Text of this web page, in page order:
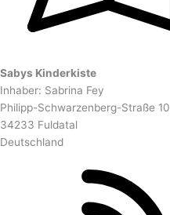
Sabys Kinderkiste
Inhaber: Sabrina Fey
Philipp-Schwarzenberg-Straße 10
34233 Fuldatal
Deutschland